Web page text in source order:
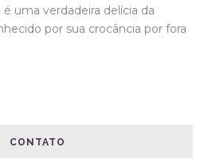
uma verdadeira delícia da
por sua crocância por fora
CONTATO